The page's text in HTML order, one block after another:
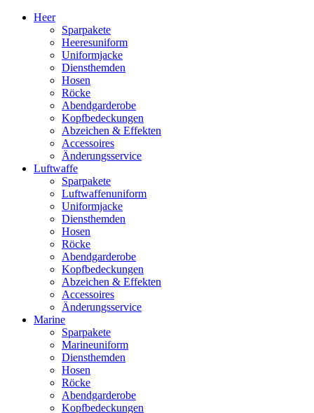
Heer
Sparpakete
Heeresuniform
Uniformjacke
Diensthemden
Hosen
Röcke
Abendgarderobe
Kopfbedeckungen
Abzeichen & Effekten
Accessoires
Änderungsservice
Luftwaffe
Sparpakete
Luftwaffenuniform
Uniformjacke
Diensthemden
Hosen
Röcke
Abendgarderobe
Kopfbedeckungen
Abzeichen & Effekten
Accessoires
Änderungsservice
Marine
Sparpakete
Marineuniform
Diensthemden
Hosen
Röcke
Abendgarderobe
Kopfbedeckungen